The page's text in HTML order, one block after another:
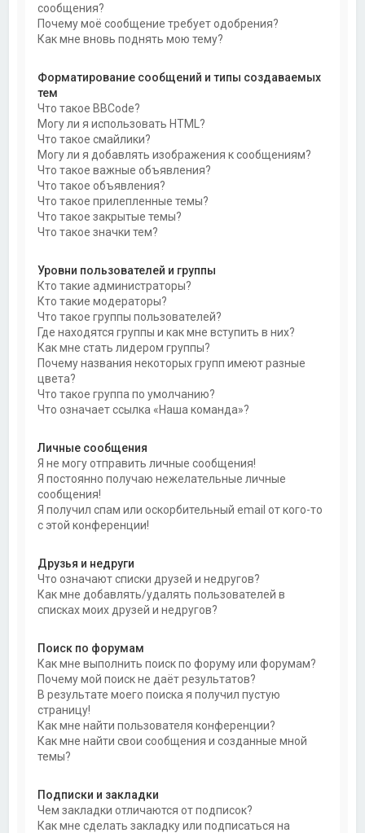
сообщения?
Почему моё сообщение требует одобрения?
Как мне вновь поднять мою тему?
Форматирование сообщений и типы создаваемых
тем
Что такое BBCode?
Могу ли я использовать HTML?
Что такое смайлики?
Могу ли я добавлять изображения к сообщениям?
Что такое важные объявления?
Что такое объявления?
Что такое прилепленные темы?
Что такое закрытые темы?
Что такое значки тем?
Уровни пользователей и группы
Кто такие администраторы?
Кто такие модераторы?
Что такое группы пользователей?
Где находятся группы и как мне вступить в них?
Как мне стать лидером группы?
Почему названия некоторых групп имеют разные
цвета?
Что такое группа по умолчанию?
Что означает ссылка «Наша команда»?
Личные сообщения
Я не могу отправить личные сообщения!
Я постоянно получаю нежелательные личные
сообщения!
Я получил спам или оскорбительный email от кого-то
с этой конференции!
Друзья и недруги
Что означают списки друзей и недругов?
Как мне добавлять/удалять пользователей в
списках моих друзей и недругов?
Поиск по форумам
Как мне выполнить поиск по форуму или форумам?
Почему мой поиск не даёт результатов?
В результате моего поиска я получил пустую
страницу!
Как мне найти пользователя конференции?
Как мне найти свои сообщения и созданные мной
темы?
Подписки и закладки
Чем закладки отличаются от подписок?
Как мне сделать закладку или подписаться на